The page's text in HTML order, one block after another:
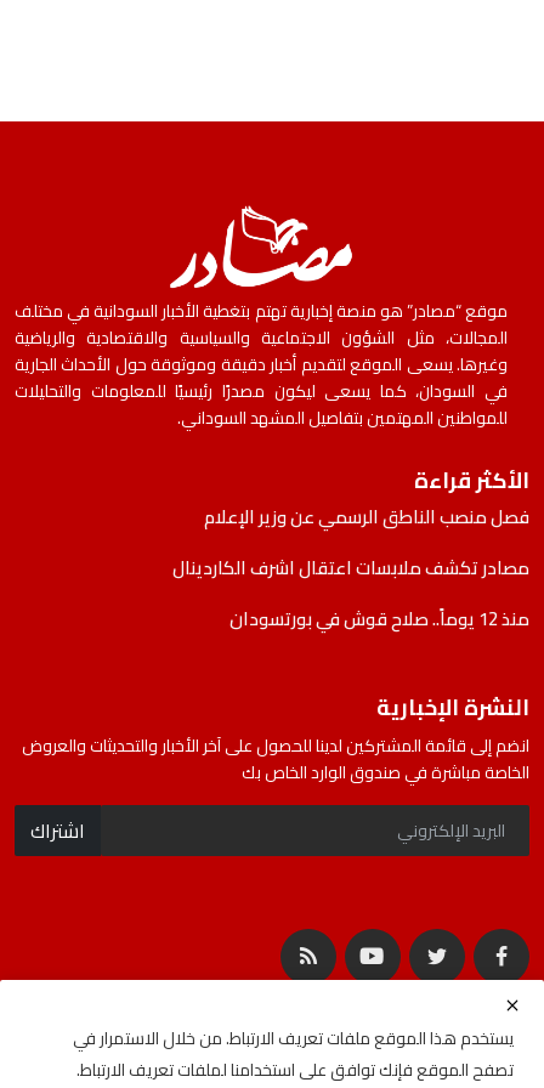
موقع “مصادر” هو منصة إخبارية تهتم بتغطية الأخبار السودانية في مختلف
المجالات، مثل الشؤون الاجتماعية والسياسية والاقتصادية والرياضية
وغيرها. يسعى الموقع لتقديم أخبار دقيقة وموثوقة حول الأحداث الجارية
في السودان، كما يسعى ليكون مصدرًا رئيسيًا للمعلومات والتحليلات
للمواطنين المهتمين بتفاصيل المشهد السوداني.
الأكثر قراءة
فصل منصب الناطق الرسمي عن وزير الإعلام
مصادر تكشف ملابسات اعتقال اشرف الكاردينال
منذ 12 يوماً.. صلاح قوش في بورتسودان
النشرة الإخبارية
انضم إلى قائمة المشتركين لدينا للحصول على آخر الأخبار والتحديثات والعروض
الخاصة مباشرة في صندوق الوارد الخاص بك
اشتراك
يستخدم هذا الموقع ملفات تعريف الارتباط. من خلال الاستمرار في
تصفح الموقع فإنك توافق على استخدامنا لملفات تعريف الارتباط.